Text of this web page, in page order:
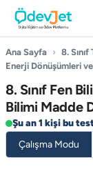
Ana Sayfa › 8.
Enerji Dönüşümleri
8. Sınıf Fen
Bilimi Madde
Şu an 1 kişi bu
Çalışma Modu